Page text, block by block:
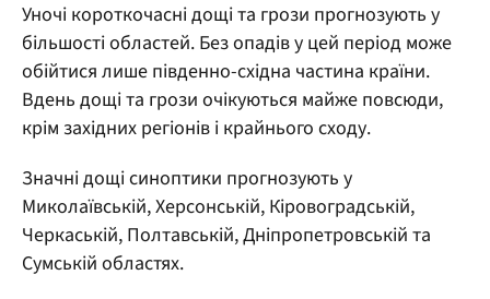
Уночі короткочасні дощі та грози прогнозують у
більшості областей. Без опадів у цей період може
обійтися лише південно-східна частина країни.
Вдень дощі та грози очікуються майже повсюди,
крім західних регіонів і крайнього сходу.
Значні дощі синоптики прогнозують у
Миколаївській, Херсонській, Кіровоградській,
Черкаській, Полтавській, Дніпропетровській та
Сумській областях.